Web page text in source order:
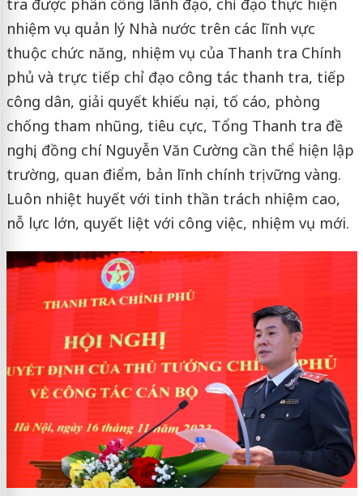
nhiệm vụ quản lý Nhà nước trên các lĩnh vực
thuộc chức năng, nhiệm vụ của Thanh tra Chính
phủ và trực tiếp chỉ đạo công tác thanh tra, tiếp
công dân, giải quyết khiếu nại, tố cáo, phòng
chống tham nhũng, tiêu cực, Tổng Thanh tra đề
nghị, đồng chí Nguyễn Văn Cường cần thể hiện lập
trường, quan điểm, bản lĩnh chính trị vững vàng.
Luôn nhiệt huyết với tinh thần trách nhiệm cao,
nỗ lực lớn, quyết liệt với công việc, nhiệm vụ mới.